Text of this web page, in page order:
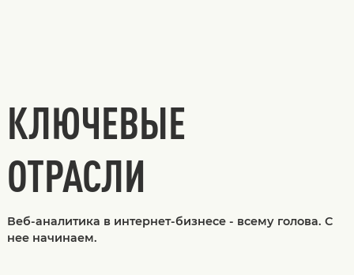
КЛЮЧЕВЫЕ
ОТРАСЛИ
Веб-аналитика в интернет-бизнесе - всему голова. С
нее начинаем.